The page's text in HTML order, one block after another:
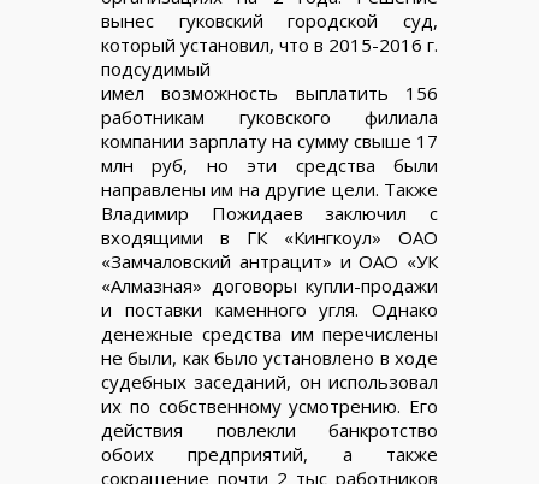
вынес гуковский городской суд,
который установил, что в 2015-2016 г.
подсудимый
имел возможность выплатить 156
работникам гуковского филиала
компании зарплату на сумму свыше 17
млн руб, но эти средства были
направлены им на другие цели. Также
Владимир Пожидаев заключил с
входящими в ГК «Кингкоул» ОАО
«Замчаловский антрацит» и ОАО «УК
«Алмазная» договоры купли-продажи
и поставки каменного угля. Однако
денежные средства им перечислены
не были, как было установлено в ходе
судебных заседаний, он использовал
их по собственному усмотрению. Его
действия повлекли банкротство
обоих предприятий, а также
сокращение почти 2 тыс работников